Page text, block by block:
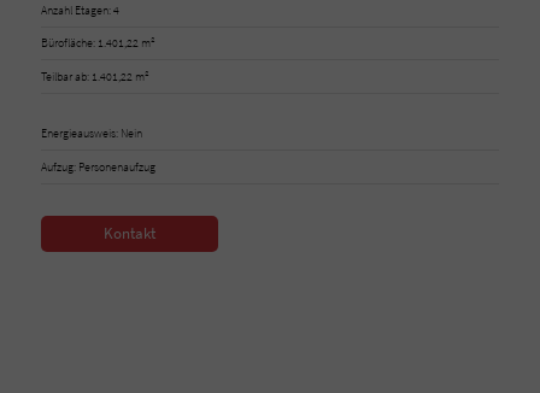
Anzahl Etagen: 4
Bürofläche: 1.401,22 m²
Teilbar ab: 1.401,22 m²
Energieausweis: Nein
Aufzug: Personenaufzug
Kontakt